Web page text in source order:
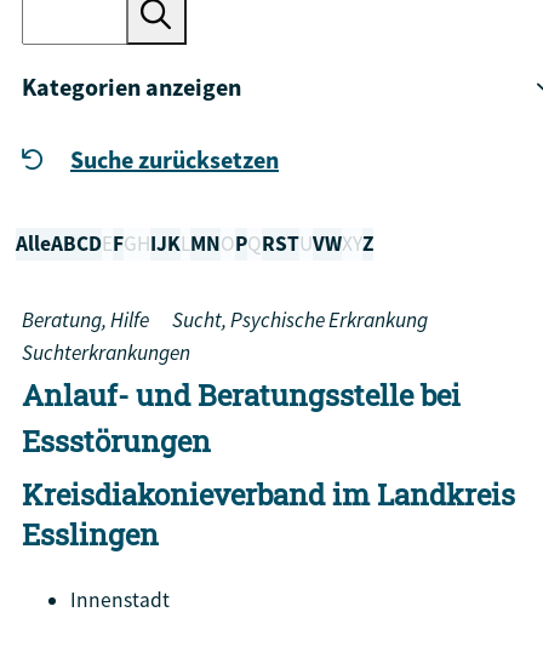
Kategorien anzeigen
Suche zurücksetzen
AlleABCDEFGHIJKLMNOPQRSTUVWXYZ
Beratung, Hilfe
Sucht, Psychische Erkrankung
Suchterkrankungen
Anlauf- und Beratungsstelle bei
Essstörungen
Kreisdiakonieverband im Landkreis
Esslingen
Innenstadt